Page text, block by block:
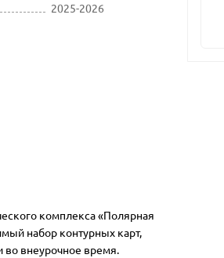
2025-2026
комплекса «Полярная
набор контурных карт,
во внеурочное время.